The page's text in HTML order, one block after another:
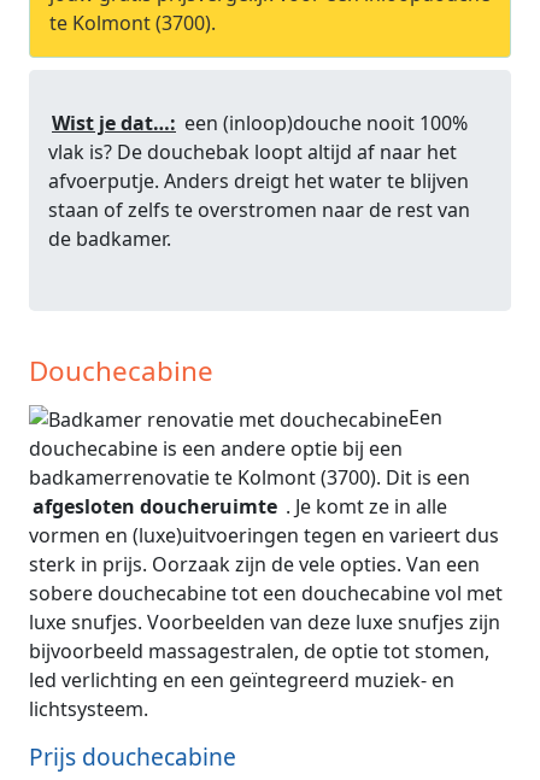
te Kolmont (3700).
Wist je dat…: een (inloop)douche nooit 100%
vlak is? De douchebak loopt altijd af naar het
afvoerputje. Anders dreigt het water te blijven
staan of zelfs te overstromen naar de rest van
de badkamer.
Douchecabine
Een
douchecabine is een andere optie bij een
badkamerrenovatie te Kolmont (3700). Dit is een
afgesloten doucheruimte . Je komt ze in alle
vormen en (luxe)uitvoeringen tegen en varieert dus
sterk in prijs. Oorzaak zijn de vele opties. Van een
sobere douchecabine tot een douchecabine vol met
luxe snufjes. Voorbeelden van deze luxe snufjes zijn
bijvoorbeeld massagestralen, de optie tot stomen,
led verlichting en een geïntegreerd muziek- en
lichtsysteem.
Prijs douchecabine